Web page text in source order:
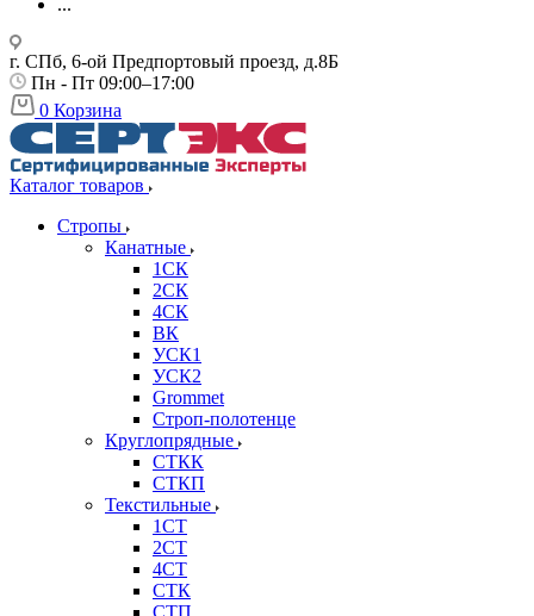
...
г. СПб, 6-ой Предпортовый проезд, д.8Б
Пн - Пт 09:00–17:00
0 Корзина
Каталог товаров
Стропы
Канатные
1СК
2СК
4СК
ВК
УСК1
УСК2
Grommet
Строп-полотенце
Круглопрядные
СТКК
СТКП
Текстильные
1СТ
2СТ
4СТ
СТК
СТП